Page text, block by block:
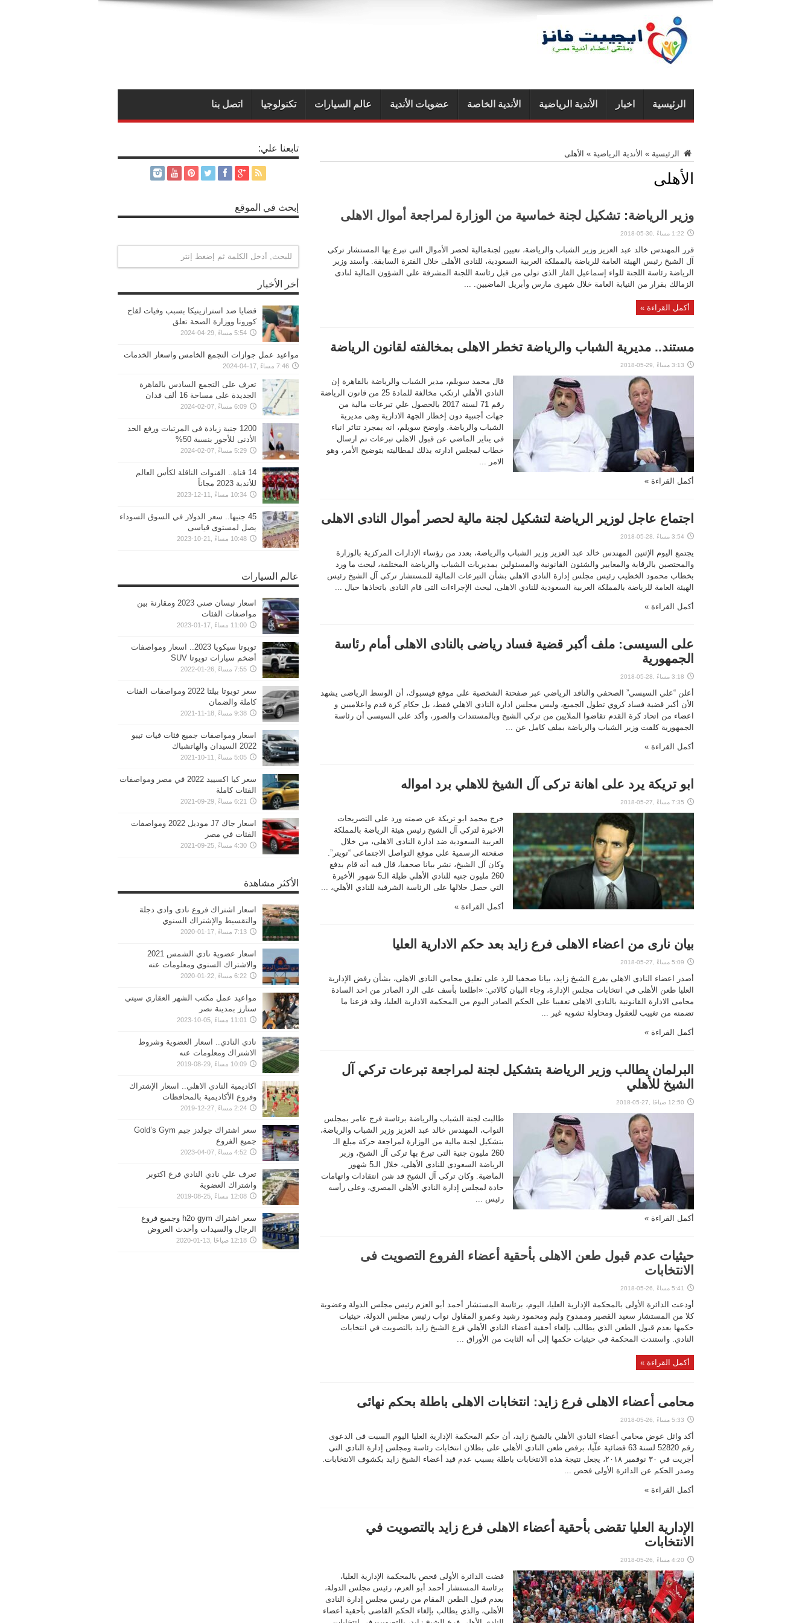
الرئيسية اخبار الأندية الرياضية الأندية الخاصة عضويات الأندية عالم السيارات تكنولوجيا اتصل بنا
الرئيسية » الأندية الرياضية » الأهلى
الأهلى
وزير الرياضة: تشكيل لجنة خماسية من الوزارة لمراجعة أموال الاهلى
1:22 مساءً ,30-05-2018
قرر المهندس خالد عبد العزيز وزير الشباب والرياضة، تعيين لجنةمالية لحصر الأموال التى تبرع بها المستشار تركى
آل الشيخ رئيس الهيئة العامة للرياضة بالمملكة العربية السعودية، للنادى الأهلى خلال الفترة السابقة. وأسند وزير
الرياضة رئاسة اللجنة للواء إسماعيل الفار الذى تولى من قبل رئاسة اللجنة المشرفة على الشؤون المالية لنادى
الزمالك بقرار من النيابة العامة خلال شهرى مارس وأبريل الماضيين. ...
أكمل القراءة »
مستند.. مديرية الشباب والرياضة تخطر الاهلى بمخالفته لقانون الرياضة
3:13 مساءً ,29-05-2018
قال محمد سويلم، مدير الشباب والرياضة بالقاهرة إن
النادي الأهلي ارتكب مخالفة للمادة 25 من قانون الرياضة
رقم 71 لسنة 2017 بالحصول علي تبرعات مالية من
جهات أجنبية دون إخطار الجهة الادارية وهى مديرية
الشباب والرياضة. واوضح سويلم، انه بمجرد تناثر انباء
في يناير الماضي عن قبول الاهلي تبرعات تم ارسال
خطاب لمجلس ادارته بذلك لمطالبته بتوضيح الأمر، وهو
الامر ...
أكمل القراءة »
اجتماع عاجل لوزير الرياضة لتشكيل لجنة مالية لحصر أموال النادى الاهلى
3:54 مساءً ,28-05-2018
يجتمع اليوم الإثنين المهندس خالد عبد العزيز وزير الشباب والرياضة، بعدد من رؤساء الإدارات المركزية بالوزارة
والمختصين بالرقابة والمعايير والشئون القانونية والمسئولين بمديريات الشباب والرياضة المختلفة، لبحث ما ورد
بخطاب محمود الخطيب رئيس مجلس إدارة النادي الاهلي بشأن التبرعات المالية للمستشار تركى آل الشيخ رئيس
الهيئة العامة للرياضة بالمملكة العربية السعودية للنادي الاهلى، لبحث الإجراءات التى قام النادى باتخاذها حيال ...
أكمل القراءة »
على السيسى: ملف أكبر قضية فساد رياضى بالنادى الاهلى أمام رئاسة
الجمهورية
3:18 مساءً ,28-05-2018
أعلن “علي السيسي” الصحفي والناقد الرياضي عبر صفحتة الشخصية على موقع فيسبوك، أن الوسط الرياضى يشهد
الأن أكبر قضية فساد كروي تطول الجميع، وليس مجلس ادارة النادي الاهلي فقط، بل حكام كرة قدم واعلاميين و
اعضاء من اتحاد كرة القدم تقاضوا الملايين من تركي الشيخ وبالمستندات والصور، وأكد على السيسى أن رئاسة
الجمهورية كلفت وزير الشباب والرياضة بملف كامل عن ...
أكمل القراءة »
ابو تريكة يرد على اهانة تركى آل الشيخ للاهلي برد امواله
7:35 مساءً ,27-05-2018
خرج محمد ابو تريكة عن صمته ورد على التصريحات
الاخيرة لتركي آل الشيخ رئيس هيئة الرياضة بالمملكة
العربية السعودية ضد ادارة النادى الاهلى، من خلال
صفحته الرسمية على موقع التواصل الاجتماعى “تويتر”.
وكان آل الشيخ، نشر بيانا صحفيا، قال فيه أنه قام بدفع
260 مليون جنيه للنادي الأهلي طيلة الـ5 شهور الأخيرة
التي حصل خلالها على الرئاسة الشرفية للنادي الأهلي، ...
أكمل القراءة »
بيان نارى من اعضاء الاهلى فرع زايد بعد حكم الادارية العليا
5:09 مساءً ,27-05-2018
أصدر اعضاء النادى الاهلى بفرع الشيخ زايد، بيانا صحفيا للرد على تعليق محامي النادى الاهلى، بشأن رفض الإدارية
العليا طعن الأهلى في انتخابات مجلس الإدارة، وجاء البيان كالاتي: «اطلعنا بأسف على الرد الصادر من احد السادة
محامى اﻻدارة القانونية بالنادى اﻻهلى تعقيبا على الحكم الصادر اليوم من المحكمة اﻻدارية العليا، وقد فزعنا ما
تضمنه من تغييب للعقول ومحاولة تشويه غير ...
أكمل القراءة »
البرلمان يطالب وزير الرياضة بتشكيل لجنة لمراجعة تبرعات تركي آل
الشيخ للأهلي
12:50 صباحًا ,27-05-2018
طالبت لجنة الشباب والرياضة برئاسة فرج عامر بمجلس
النواب، المهندس خالد عبد العزيز وزير الشباب والرياضة،
بتشكيل لجنة مالية من الوزارة لمراجعة حركة مبلغ الـ
260 مليون جنية التى تبرع بها تركى آل الشيخ، وزير
الرياضة السعودى للنادى الأهلى، خلال الـ5 شهور
الماضية. وكان تركى آل الشيخ قد شن انتقادات واتهامات
حادة لمجلس إدارة النادي الأهلي المصري، وعلى رأسه
رئيس ...
أكمل القراءة »
حيثيات عدم قبول طعن الاهلى بأحقية أعضاء الفروع التصويت فى
الانتخابات
5:41 مساءً ,26-05-2018
أودعت الدائرة الأولى بالمحكمة الإدارية العليا، اليوم، برئاسة المستشار أحمد أبو العزم رئيس مجلس الدولة وعضوية
كلا من المستشار سعيد القصير وممدوح وليم ومحمود رشيد وعمرو المقاول نواب رئيس مجلس الدولة، حيثيات
حكمها بعدم قبول الطعن الذي يطالب بإلغاء أحقية أعضاء النادي الأهلي فرع الشيخ زايد بالتصويت في انتخابات
النادي. واستندت المحكمة في حيثيات حكمها إلى أنه الثابت من الأوراق ...
أكمل القراءة »
محامى أعضاء الاهلى فرع زايد: انتخابات الاهلى باطلة بحكم نهائى
5:33 مساءً ,26-05-2018
أكد وائل عوض محامي أعضاء النادي الأهلي بالشيخ زايد، أن حكم المحكمة الإدارية العليا اليوم السبت فى الدعوى
رقم 52820 لسنة 63 قضائية علّيا، برفض طعن النادي الأهلي على بطلان انتخابات رئاسة ومجلس إدارة النادي التي
أجريت في ٣٠ نوفمبر ٢٠١٨، يجعل نتيجة هذه الانتخابات باطلة بسبب عدم قيد أعضاء الشيخ زايد بكشوف الانتخابات.
وصدر الحكم عن الدائرة الأولى فحص ...
أكمل القراءة »
الإدارية العليا تقضى بأحقية أعضاء الاهلى فرع زايد بالتصويت في
الانتخابات
4:20 مساءً ,26-05-2018
قضت الدائرة الأولى فحص بالمحكمة الإدارية العليا،
برئاسة المستشار أحمد أبو العزم، رئيس مجلس الدولة،
بعدم قبول الطعن المقام من رئيس مجلس إدارة النادى
الأهلي، والذي يطالب بإلغاء الحكم القاضى بأحقية أعضاء
تابعنا علي:
إبحث في الموقع
أخر الأخبار
قضايا ضد استرازينيكا بسبب وفيات لقاح
كورونا ووزارة الصحة تعلق
5:54 مساءً ,29-04-2024
مواعيد عمل جوازات التجمع الخامس واسعار الخدمات
7:46 مساءً ,17-04-2024
تعرف على التجمع السادس بالقاهرة
الجديدة على مساحة 16 ألف فدان
6:09 مساءً ,07-02-2024
1200 جنية زيادة فى المرتبات ورفع الحد
الأدنى للأجور بنسبة 50%
5:29 مساءً ,07-02-2024
14 قناة.. القنوات الناقلة لكأس العالم
للأندية 2023 مجاناً
10:34 مساءً ,11-12-2023
45 جنيها.. سعر الدولار في السوق السوداء
يصل لمستوى قياسى
10:48 مساءً ,21-10-2023
عالم السيارات
اسعار نيسان صني 2023 ومقارنة بين
مواصفات الفئات
11:00 مساءً ,17-01-2023
تويوتا سيكويا 2023.. اسعار ومواصفات
أضخم سيارات تويوتا SUV
7:55 مساءً ,26-01-2022
سعر تويوتا بيلتا 2022 ومواصفات الفئات
كاملة والضمان
9:38 مساءً ,18-11-2021
اسعار ومواصفات جميع فئات فيات تيبو
2022 السيدان والهاتشباك
5:05 مساءً ,11-10-2021
سعر كيا اكسييد 2022 في مصر ومواصفات
الفئات كاملة
6:21 مساءً ,29-09-2021
اسعار جاك J7 موديل 2022 ومواصفات
الفئات في مصر
4:30 مساءً ,25-09-2021
الأكثر مشاهدة
اسعار اشتراك فروع نادى وادى دجلة
والتقسيط والإشتراك السنوي
7:13 مساءً ,17-01-2020
اسعار عضوية نادي الشمس 2021
والاشتراك السنوي ومعلومات عنه
6:22 مساءً ,22-01-2020
مواعيد عمل مكتب الشهر العقاري سيتي
ستارز بمدينة نصر
11:01 مساءً ,05-10-2023
نادي النادي.. اسعار العضوية وشروط
الاشتراك ومعلومات عنه
10:09 مساءً ,29-08-2019
اكاديمية النادي الاهلي.. اسعار الإشتراك
وفروع الأكاديمية بالمحافظات
2:24 مساءً ,27-12-2019
سعر اشتراك جولدز جيم Gold’s Gym
جميع الفروع
4:52 مساءً ,07-04-2023
تعرف علي نادي النادي فرع اكتوبر
واشتراك العضوية
12:08 مساءً ,25-08-2019
سعر اشتراك h2o gym وجميع فروع
الرجال والسيدات وأحدث العروض
12:18 صباحًا ,13-01-2020